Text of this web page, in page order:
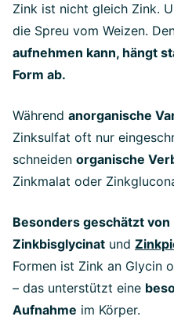
Zink ist nicht gleich Zink.
die Spreu vom Weizen.
aufnehmen kann, hängt
Form ab.
Während anorganische
Zinksulfat oft nur
schneiden organische
Zinkmalat oder
Besonders geschätzt
Zinkbisglycinat und
Formen ist Zink an Glycin
– das unterstützt eine
Aufnahme im Körper.